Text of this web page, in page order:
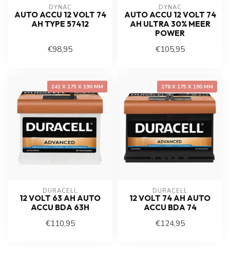
DYNAC
AUTO ACCU 12 VOLT 74
AH TYPE 57412
€98,95
DYNAC
AUTO ACCU 12 VOLT 74
AH ULTRA 30% MEER
POWER
€105,95
241 X 175 X 190 MM
DURACELL
12 VOLT 63 AH AUTO
ACCU BDA 63H
€110,95
278 X 175 X 190 MM
DURACELL
12 VOLT 74 AH AUTO
ACCU BDA 74
€124,95